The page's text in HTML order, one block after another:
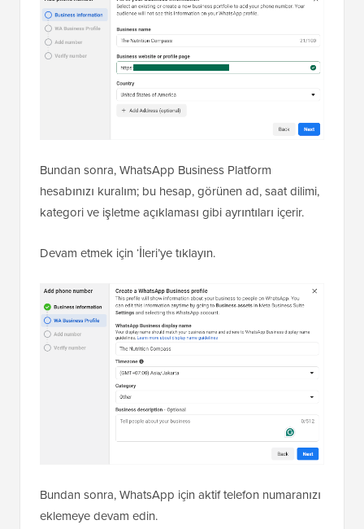
Bundan sonra, WhatsApp Business Platform
hesabınızı kuralım; bu hesap, görünen ad, saat dilimi,
kategori ve işletme açıklaması gibi ayrıntıları içerir.
Devam etmek için ‘İleri’ye tıklayın.
Bundan sonra, WhatsApp için aktif telefon numaranızı
eklemeye devam edin.